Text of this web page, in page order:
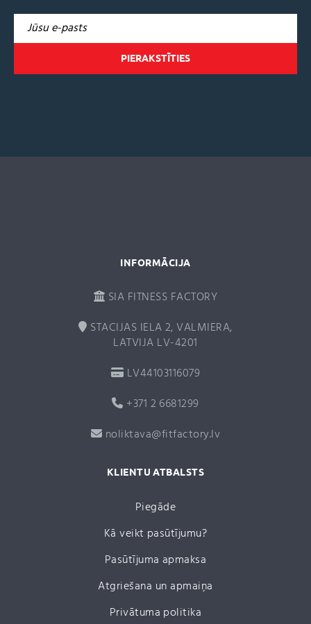
t
INFORMĀCIJA
SIA FITNESS FACTORY
STACIJAS IELA 2, VALMIERA,
LATVIJA LV-4201
LV44103116079
+371 2 6681299
noliktava@fitfactory.lv
KLIENTU ATBALSTS
Piegāde
Kā veikt pasūtījumu?
Pasūtījuma apmaksa
Atgriešana un apmaiņa
Privātuma politika